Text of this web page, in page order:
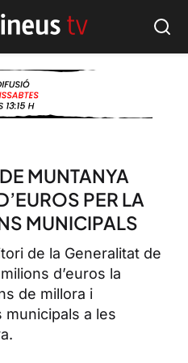
MUNTANYA
PER LA
MUNICIPALS
de la Generalitat de
d’euros la
de millora i
municipals a les